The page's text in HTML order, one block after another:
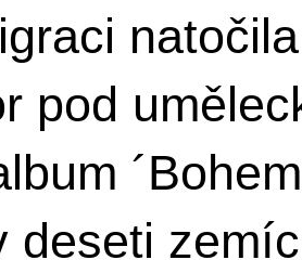
pod
deseti